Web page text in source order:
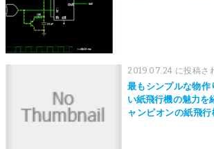
2019.07.24 に投稿さ
最もシンプルな物作
い紙飛行機の魅力を
ャンピオンの紙飛行